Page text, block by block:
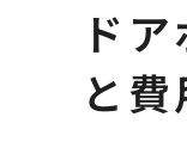
ド
と